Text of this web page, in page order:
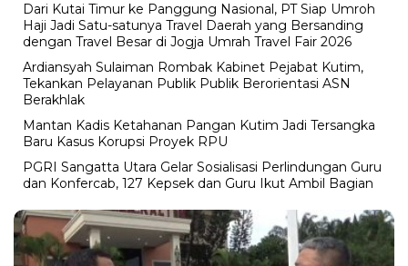
Dari Kutai Timur ke Panggung Nasional, PT Siap Umroh
Haji Jadi Satu-satunya Travel Daerah yang Bersanding
dengan Travel Besar di Jogja Umrah Travel Fair 2026
Ardiansyah Sulaiman Rombak Kabinet Pejabat Kutim,
Tekankan Pelayanan Publik Publik Berorientasi ASN
Berakhlak
Mantan Kadis Ketahanan Pangan Kutim Jadi Tersangka
Baru Kasus Korupsi Proyek RPU
PGRI Sangatta Utara Gelar Sosialisasi Perlindungan Guru
dan Konfercab, 127 Kepsek dan Guru Ikut Ambil Bagian